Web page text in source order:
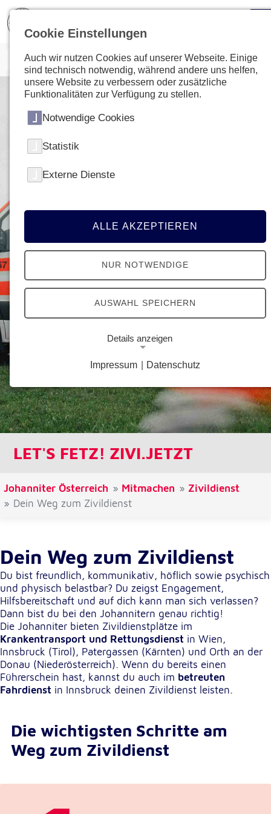
LET'S FETZ! ZIVI.JETZT
Johanniter Österreich Mitmachen
Zivildienst
Dein Weg zum Zivildienst
Dein Weg zum Zivildienst
Du bist freundlich, kommunikativ, höflich sowie psychisch
und physisch belastbar? Du zeigst Engagement,
Hilfsbereitschaft und auf dich kann man sich verlassen?
Dann bist du bei den Johannitern genau richtig!
Die Johanniter bieten Zivildienstplätze im
Krankentransport und Rettungsdienst in Wien,
Innsbruck (Tirol), Patergassen (Kärnten) und Orth an der
Donau (Niederösterreich). Wenn du bereits einen
Führerschein hast, kannst du auch im betreuten
Fahrdienst in Innsbruck deinen Zivildienst leisten.
Die wichtigsten Schritte am
Weg zum Zivildienst
Cookie Einstellungen
Auch wir nutzen Cookies auf unserer Webseite. Einige
sind technisch notwendig, während andere uns helfen,
unsere Website zu verbessern oder zusätzliche
Funktionalitäten zur Verfügung zu stellen.
Notwendige Cookies
Statistik
Externe Dienste
ALLE AKZEPTIEREN
NUR NOTWENDIGE
AUSWAHL SPEICHERN
Details anzeigen
Notwendige Cookies ermöglichen grundlegende
Funktionen und sind für die einwandfreie Funktion
der Website erforderlich.
gaOptout
Zweck:
Cookie Laufzeit:
1 Jahr
Einverständnis-Cookie
Name:
cookie_consent
Zweck:
Dieser Cookie speichert die ausgewählten
Einverständnis-Optionen des Benutzers
1 Jahr
Statistik
Diese Informationen helfen uns zu verstehen, wie
Impressum Datenschutz